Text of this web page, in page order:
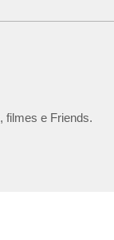
filmes e Friends.